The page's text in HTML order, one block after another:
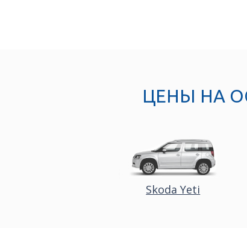
ЦЕНЫ НА
Skoda Yeti